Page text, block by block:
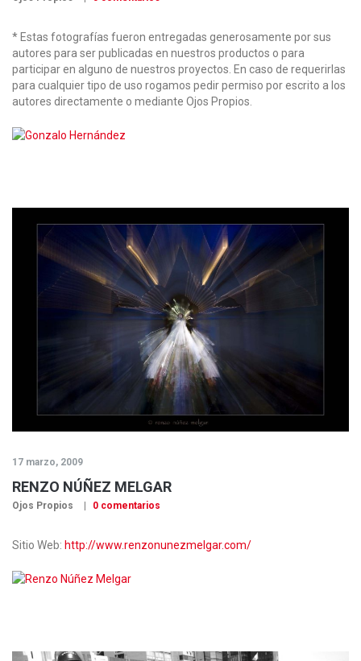
* Estas fotografías fueron entregadas generosamente por sus
autores para ser publicadas en nuestros productos o para
participar en alguno de nuestros proyectos. En caso de requerirlas
para cualquier tipo de uso rogamos pedir permiso por escrito a los
autores directamente o mediante Ojos Propios.
17 marzo, 2009
RENZO NÚÑEZ MELGAR
Ojos Propios 0 comentarios
Sitio Web: http://www.renzonunezmelgar.com/